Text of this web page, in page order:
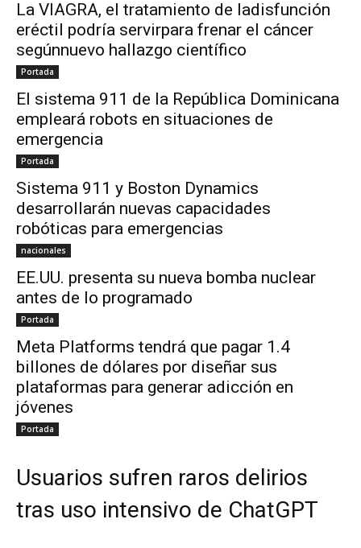
La VIAGRA, el tratamiento de ladisfunción
eréctil podría servirpara frenar el cáncer
segúnnuevo hallazgo científico
Portada
El sistema 911 de la República Dominicana
empleará robots en situaciones de
emergencia
Portada
Sistema 911 y Boston Dynamics
desarrollarán nuevas capacidades
robóticas para emergencias
nacionales
EE.UU. presenta su nueva bomba nuclear
antes de lo programado
Portada
Meta Platforms tendrá que pagar 1.4
billones de dólares por diseñar sus
plataformas para generar adicción en
jóvenes
Portada
Usuarios sufren raros delirios
tras uso intensivo de ChatGPT